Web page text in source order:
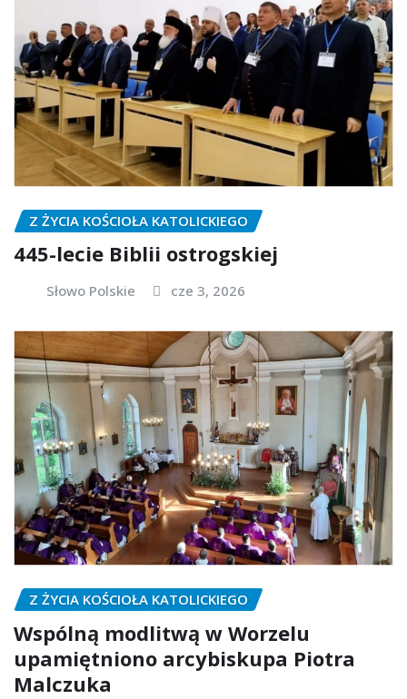
Z ŻYCIA KOŚCIOŁA KATOLICKIEGO
445-lecie Biblii ostrogskiej
Słowo Polskie cze 3, 2026
Z ŻYCIA KOŚCIOŁA KATOLICKIEGO
Wspólną modlitwą w Worzelu
upamiętniono arcybiskupa Piotra
Malczuka